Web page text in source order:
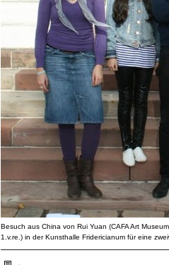
Besuch aus China von Rui Yuan (CAFA Art
1.v.re.) in der Kunsthalle Fridericianum für eine